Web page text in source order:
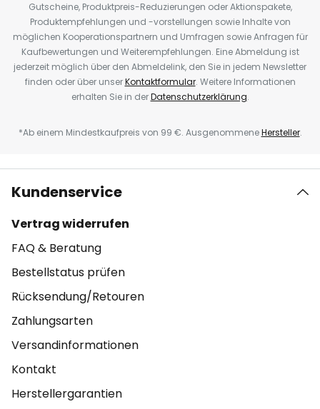
Gutscheine, Produktpreis-Reduzierungen oder Aktionspakete,
Produktempfehlungen und -vorstellungen sowie Inhalte von
möglichen Kooperationspartnern und Umfragen sowie Anfragen für
Kaufbewertungen und Weiterempfehlungen. Eine Abmeldung ist
jederzeit möglich über den Abmeldelink, den Sie in jedem Newsletter
finden oder über unserKontaktformular. Weitere Informationen
erhalten Sie in derDatenschutzerklärung.
*Ab einem Mindestkaufpreis von 99 €. AusgenommeneHersteller.
Kundenservice
Vertrag widerrufen
FAQ & Beratung
Bestellstatus prüfen
Rücksendung/Retouren
Zahlungsarten
Versandinformationen
Kontakt
Herstellergarantien